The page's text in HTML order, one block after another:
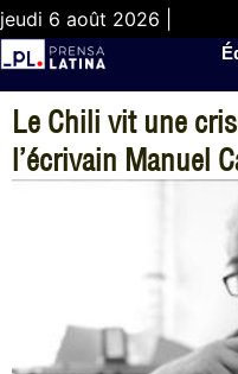
jeudi 6 août 2026 |
Le Chili vit une
l’écrivain Manuel